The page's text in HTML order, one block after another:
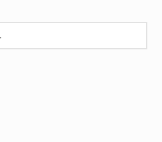
€27.50. €19.50.